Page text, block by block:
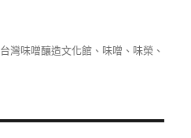
標
台灣味噌釀造文化館 、 味噌 、 味榮 、